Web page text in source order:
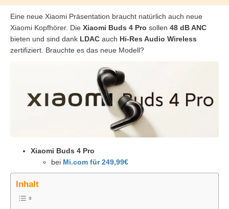
Eine neue Xiaomi Präsentation braucht natürlich auch neue
Xiaomi Kopfhörer. Die Xiaomi Buds 4 Pro sollen 48 dB ANC
bieten und sind dank LDAC auch Hi-Res Audio Wireless
zertifiziert. Brauchte es das neue Modell?
Xiaomi Buds 4 Pro
bei Mi.com für 249,99€
Inhalt